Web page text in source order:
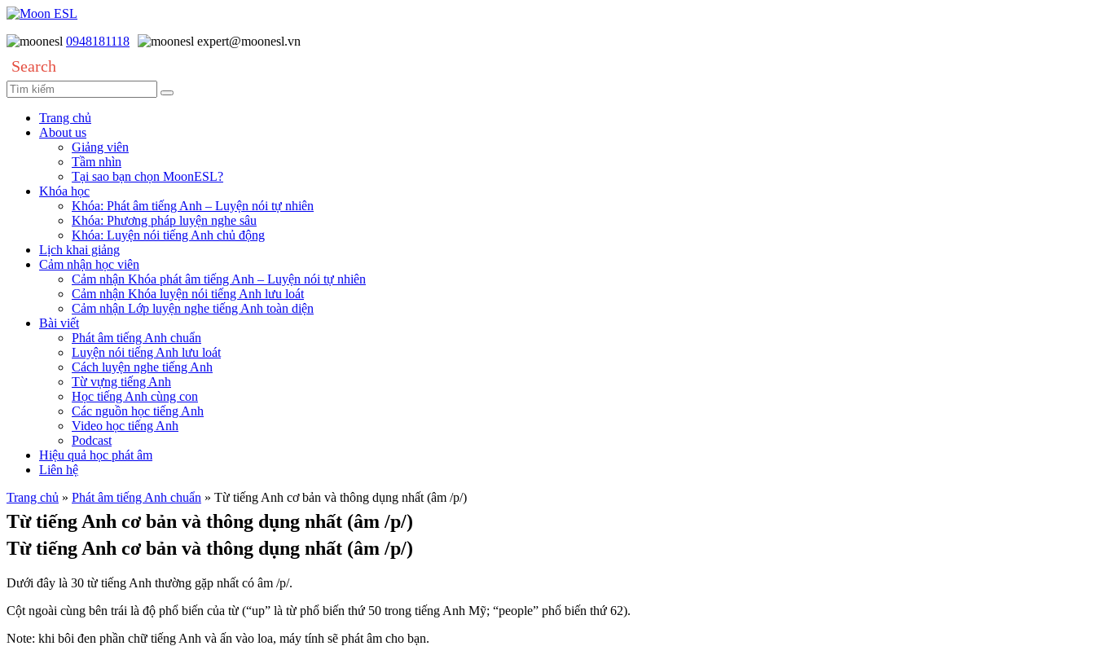
0948181118 expert@moonesl.vn
Search
Trang chủ
About us
Giảng viên
Tầm nhìn
Tại sao bạn chọn MoonESL?
Khóa học
Khóa: Phát âm tiếng Anh – Luyện nói tự nhiên
Khóa: Phương pháp luyện nghe sâu
Khóa: Luyện nói tiếng Anh chủ động
Lịch khai giảng
Cảm nhận học viên
Cảm nhận Khóa phát âm tiếng Anh – Luyện nói tự nhiên
Cảm nhận Khóa luyện nói tiếng Anh lưu loát
Cảm nhận Lớp luyện nghe tiếng Anh toàn diện
Bài viết
Phát âm tiếng Anh chuẩn
Luyện nói tiếng Anh lưu loát
Cách luyện nghe tiếng Anh
Từ vựng tiếng Anh
Học tiếng Anh cùng con
Các nguồn học tiếng Anh
Video học tiếng Anh
Podcast
Hiệu quả học phát âm
Liên hệ
Trang chủ » Phát âm tiếng Anh chuẩn » Từ tiếng Anh cơ bản và thông dụng nhất (âm /p/)
Từ tiếng Anh cơ bản và thông dụng nhất (âm /p/)
Từ tiếng Anh cơ bản và thông dụng nhất (âm /p/)
Dưới đây là 30 từ tiếng Anh thường gặp nhất có âm /p/.
Cột ngoài cùng bên trái là độ phổ biến của từ (“up” là từ phổ biến thứ 50 trong tiếng Anh Mỹ; “people” phổ biến thứ 62).
Note: khi bôi đen phần chữ tiếng Anh và ấn vào loa, máy tính sẽ phát âm cho bạn.